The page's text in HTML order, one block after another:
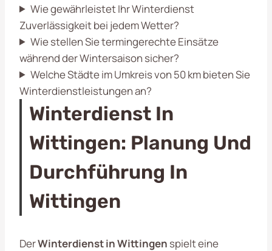
Wie gewährleistet Ihr Winterdienst
Zuverlässigkeit bei jedem Wetter?
Wie stellen Sie termingerechte Einsätze
während der Wintersaison sicher?
Welche Städte im Umkreis von 50 km bieten Sie
Winterdienstleistungen an?
Winterdienst In
Wittingen: Planung Und
Durchführung In
Wittingen
DerWinterdienst in Wittingen spielt eine